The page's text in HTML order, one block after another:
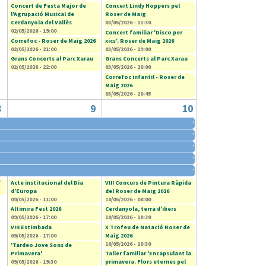
Concert de Festa Major de
l'Agrupació Musical de
Cerdanyola del Vallès
02/05/2026 - 19:00
Correfoc - Roser de Maig 2026
02/05/2026 - 21:00
Grans Concerts al Parc Xarau
02/05/2026 - 22:00
Concert Lindy Hoppers pel
Roser de Maig
03/05/2026 - 11:30
Concert familiar 'Disco per
xics'. Roser de Maig 2026
03/05/2026 - 19:00
Grans Concerts al Parc Xarau
03/05/2026 - 20:00
Correfoc infantil - Roser de
Maig 2026
03/05/2026 - 20:45
9 10
»
»
»
»
»
Acte institucional del Dia
d'Europa
09/05/2026 - 11:00
Altimira Fest 2026
09/05/2026 - 17:00
VIII Estimbada
09/05/2026 - 17:00
'Tardeo Jove Sons de
Primavera'
09/05/2026 - 19:30
VIII Concurs de Pintura Ràpida
del Roser de Maig 2026
10/05/2026 - 08:00
Cerdanyola, terra d'ibers
10/05/2026 - 10:30
X Trofeu de Natació Roser de
Maig 2026
10/05/2026 - 10:30
Taller familiar 'Encapsulant la
primavera. Flors eternes pel